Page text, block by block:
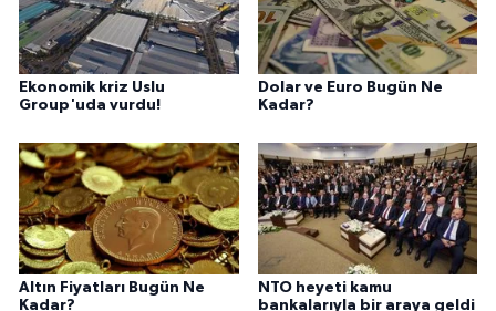
Ekonomik kriz Uslu
Group'uda vurdu!
Dolar ve Euro Bugün Ne
Kadar?
Altın Fiyatları Bugün Ne
Kadar?
NTO heyeti kamu
bankalarıyla bir araya geldi